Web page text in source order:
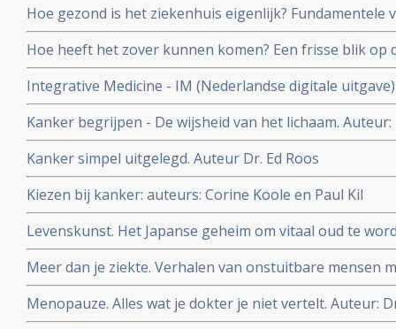
Hoe gezond is het ziekenhuis eigenlijk? Fundamentele
Auteur: oncologisch chirurg Schelto Kruijff
Hoe heeft het zover kunnen komen? Een frisse blik op
Peter Kapitein
Integrative Medicine - IM (Nederlandse digitale
Astrid Koppen.
Kanker begrijpen - De wijsheid van het lichaam.
Kanker simpel uitgelegd. Auteur Dr. Ed Roos
Kiezen bij kanker: auteurs: Corine Koole en Paul Kil
Levenskunst. Het Japanse geheim om vitaal oud te
Meer dan je ziekte. Verhalen van onstuitbare mensen
Bloem en Jan Heemskerk
Menopauze. Alles wat je dokter je niet vertelt. Auteur: